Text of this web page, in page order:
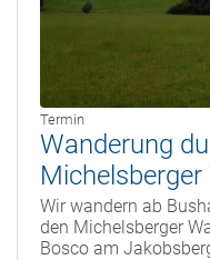
Termin
Wanderung
Michelsberger
Wir wandern ab
den Michelsberger
Bosco am